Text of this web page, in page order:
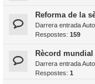
Reforma de la
Darrera entrada
Respostes: 159
Rècord
Darrera entrada
Respostes: 1